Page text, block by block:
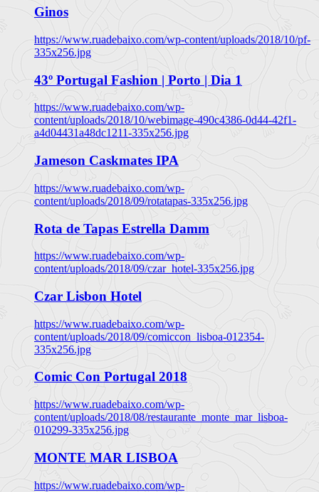
Ginos
https://www.ruadebaixo.com/wp-content/uploads/2018/10/pf-
335x256.jpg
43º Portugal Fashion | Porto | Dia 1
https://www.ruadebaixo.com/wp-
content/uploads/2018/10/webimage-490c4386-0d44-42f1-
a4d04431a48dc1211-335x256.jpg
Jameson Caskmates IPA
https://www.ruadebaixo.com/wp-
content/uploads/2018/09/rotatapas-335x256.jpg
Rota de Tapas Estrella Damm
https://www.ruadebaixo.com/wp-
content/uploads/2018/09/czar_hotel-335x256.jpg
Czar Lisbon Hotel
https://www.ruadebaixo.com/wp-
content/uploads/2018/09/comiccon_lisboa-012354-
335x256.jpg
Comic Con Portugal 2018
https://www.ruadebaixo.com/wp-
content/uploads/2018/08/restaurante_monte_mar_lisboa-
010299-335x256.jpg
MONTE MAR LISBOA
https://www.ruadebaixo.com/wp-